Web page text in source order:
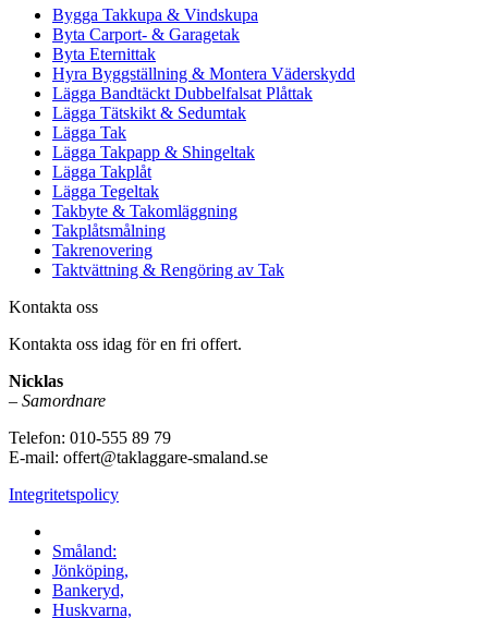
Bygga Takkupa & Vindskupa
Byta Carport- & Garagetak
Byta Eternittak
Hyra Byggställning & Montera Väderskydd
Lägga Bandtäckt Dubbelfalsat Plåttak
Lägga Tätskikt & Sedumtak
Lägga Tak
Lägga Takpapp & Shingeltak
Lägga Takplåt
Lägga Tegeltak
Takbyte & Takomläggning
Takplåtsmålning
Takrenovering
Taktvättning & Rengöring av Tak
Kontakta oss
Kontakta oss idag för en fri offert.
Nicklas
– Samordnare
Telefon: 010-555 89 79
E-mail: offert@taklaggare-smaland.se
Integritetspolicy
Småland:
Jönköping,
Bankeryd,
Huskvarna,